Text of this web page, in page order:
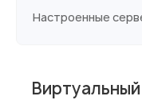
Настроенные